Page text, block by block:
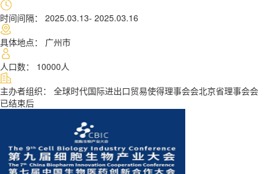
时间间隔： 2025.03.13- 2025.03.16
具体地点： 广州市
人口数： 10000人
主办者组织： 全球时代国际进出口贸易使得理事会会北京省理事会会